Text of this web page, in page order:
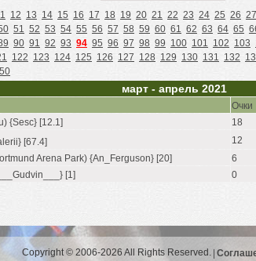
12 13 14 15 16 17 18 19 20 21 22 23 24 25 26 27
51 52 53 54 55 56 57 58 59 60 61 62 63 64 65
90 91 92 93 94 95 96 97 98 99 100 101 102 103
122 123 124 125 126 127 128 129 130 131 132
март - апрель 2021
Очки
{Sesc} [12.1] 18
[67.4] 12
Arena Park) {An_Ferguson} [20] 6
[1] 0
Copyright © 2006-2026 All Rights Reserved.